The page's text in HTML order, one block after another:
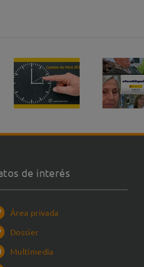
de interés
Área privada
Dossier
Multimedia